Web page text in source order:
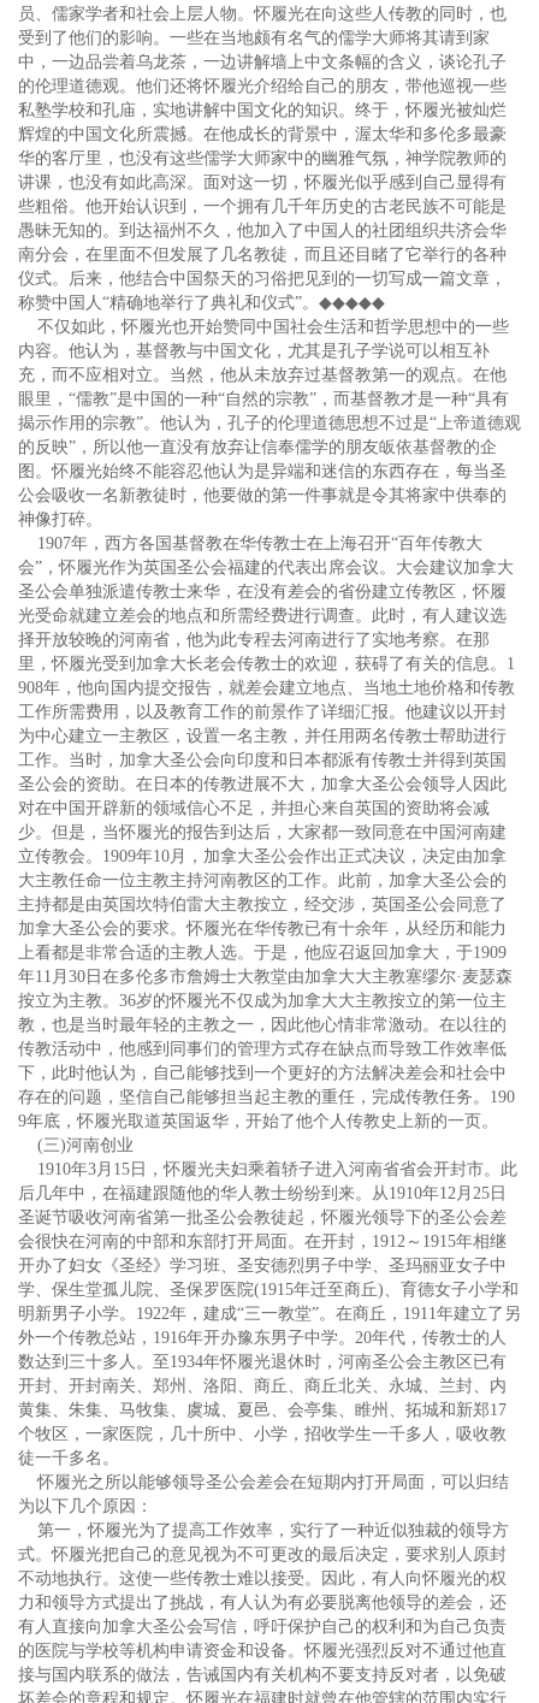
员、儒家学者和社会上层人物。怀履光在向这些人传教的同时，也
受到了他们的影响。一些在当地颇有名气的儒学大师将其请到家
中，一边品尝着乌龙茶，一边讲解墙上中文条幅的含义，谈论孔子
的伦理道德观。他们还将怀履光介绍给自己的朋友，带他巡视一些
私塾学校和孔庙，实地讲解中国文化的知识。终于，怀履光被灿烂
辉煌的中国文化所震撼。在他成长的背景中，渥太华和多伦多最豪
华的客厅里，也没有这些儒学大师家中的幽雅气氛，神学院教师的
讲课，也没有如此高深。面对这一切，怀履光似乎感到自己显得有
些粗俗。他开始认识到，一个拥有几千年历史的古老民族不可能是
愚昧无知的。到达福州不久，他加入了中国人的社团组织共济会华
南分会，在里面不但发展了几名教徒，而且还目睹了它举行的各种
仪式。后来，他结合中国祭天的习俗把见到的一切写成一篇文章，
称赞中国人“精确地举行了典礼和仪式”。 ◆◆◆◆◆
不仅如此，怀履光也开始赞同中国社会生活和哲学思想中的一些
内容。他认为，基督教与中国文化，尤其是孔子学说可以相互补
充，而不应相对立。当然，他从未放弃过基督教第一的观点。在他
眼里，“儒教”是中国的一种“自然的宗教”，而基督教才是一种“具有
揭示作用的宗教”。他认为，孔子的伦理道德思想不过是“上帝道德观
的反映”，所以他一直没有放弃让信奉儒学的朋友皈依基督教的企
图。怀履光始终不能容忍他认为是异端和迷信的东西存在，每当圣
公会吸收一名新教徒时，他要做的第一件事就是令其将家中供奉的
神像打碎。
1907年，西方各国基督教在华传教士在上海召开“百年传教大
会”，怀履光作为英国圣公会福建的代表出席会议。大会建议加拿大
圣公会单独派遣传教士来华，在没有差会的省份建立传教区，怀履
光受命就建立差会的地点和所需经费进行调查。此时，有人建议选
择开放较晚的河南省，他为此专程去河南进行了实地考察。在那
里，怀履光受到加拿大长老会传教士的欢迎，获碍了有关的信息。1
908年，他向国内提交报告，就差会建立地点、当地土地价格和传教
工作所需费用，以及教育工作的前景作了详细汇报。他建议以开封
为中心建立一主教区，设置一名主教，并任用两名传教士帮助进行
工作。当时，加拿大圣公会向印度和日本都派有传教士并得到英国
圣公会的资助。在日本的传教进展不大，加拿大圣公会领导人因此
对在中国开辟新的领域信心不足，并担心来自英国的资助将会减
少。但是，当怀履光的报告到达后，大家都一致同意在中国河南建
立传教会。1909年10月，加拿大圣公会作出正式决议，决定由加拿
大主教任命一位主教主持河南教区的工作。此前，加拿大圣公会的
主持都是由英国坎特伯雷大主教按立，经交涉，英国圣公会同意了
加拿大圣公会的要求。怀履光在华传教已有十余年，从经历和能力
上看都是非常合适的主教人选。于是，他应召返回加拿大，于1909
年11月30日在多伦多市詹姆士大教堂由加拿大大主教塞缪尔·麦瑟森
按立为主教。36岁的怀履光不仅成为加拿大大主教按立的第一位主
教，也是当时最年轻的主教之一，因此他心情非常激动。在以往的
传教活动中，他感到同事们的管理方式存在缺点而导致工作效率低
下，此时他认为，自己能够找到一个更好的方法解决差会和社会中
存在的问题，坚信自己能够担当起主教的重任，完成传教任务。190
9年底，怀履光取道英国返华，开始了他个人传教史上新的一页。
(三)河南创业
1910年3月15日，怀履光夫妇乘着轿子进入河南省省会开封市。此
后几年中，在福建跟随他的华人教士纷纷到来。从1910年12月25日
圣诞节吸收河南省第一批圣公会教徒起，怀履光领导下的圣公会差
会很快在河南的中部和东部打开局面。在开封，1912～1915年相继
开办了妇女《圣经》学习班、圣安德烈男子中学、圣玛丽亚女子中
学、保生堂孤儿院、圣保罗医院(1915年迁至商丘)、育德女子小学和
明新男子小学。1922年，建成“三一教堂”。在商丘，1911年建立了另
外一个传教总站，1916年开办豫东男子中学。20年代，传教士的人
数达到三十多人。至1934年怀履光退休时，河南圣公会主教区已有
开封、开封南关、郑州、洛阳、商丘、商丘北关、永城、兰封、内
黄集、朱集、马牧集、虞城、夏邑、会亭集、睢州、拓城和新郑17
个牧区，一家医院，几十所中、小学，招收学生一千多人，吸收教
徒一千多名。
怀履光之所以能够领导圣公会差会在短期内打开局面，可以归结
为以下几个原因：
第一，怀履光为了提高工作效率，实行了一种近似独裁的领导方
式。怀履光把自己的意见视为不可更改的最后决定，要求别人原封
不动地执行。这使一些传教士难以接受。因此，有人向怀履光的权
力和领导方式提出了挑战，有人认为有必要脱离他领导的差会，还
有人直接向加拿大圣公会写信，呼吁保护自己的权利和为自己负责
的医院与学校等机构申请资金和设备。怀履光强烈反对不通过他直
接与国内联系的做法，告诫国内有关机构不要支持反对者，以免破
坏差会的章程和规定。怀履光在福建时就曾在他管辖的范围内实行